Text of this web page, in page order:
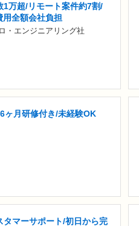
1万超/リモート案件約7割/
全額会社負担
・エンジニアリング社
ヶ月研修付き/未経験OK
マーサポート/初日から完